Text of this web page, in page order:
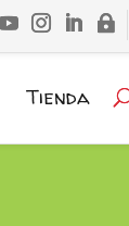
Tienda